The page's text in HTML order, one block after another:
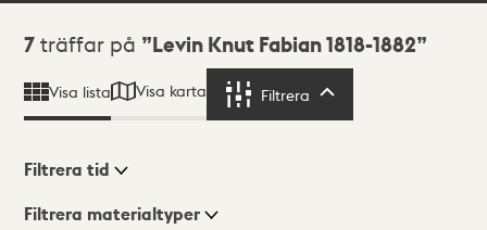
Sökresultat
7 träffar på Levin Knut Fabian 1818-1882
Visa lista Visa karta Filtrera
Visningsläge
Filtrera tid
Filtrera materialtyper